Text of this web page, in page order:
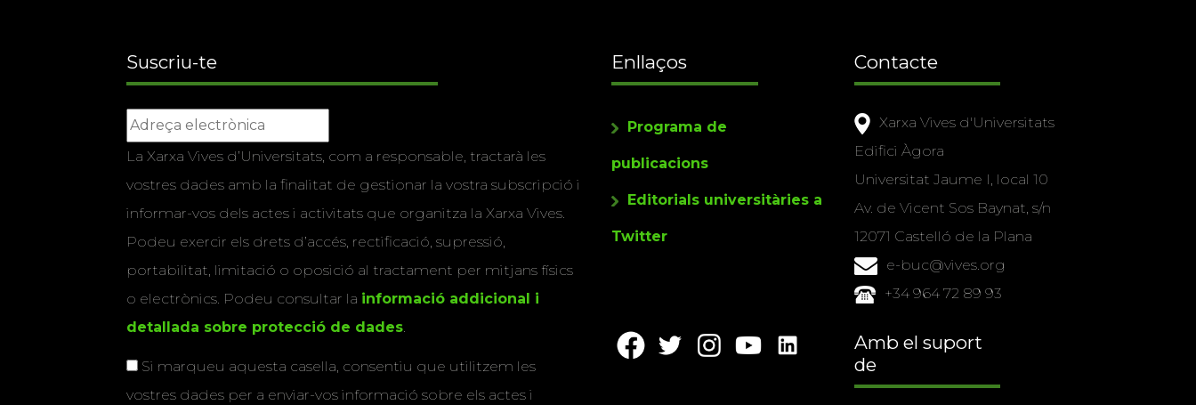
Suscriu-te
La Xarxa Vives d’Universitats, com a responsable, tractarà les
vostres dades amb la finalitat de gestionar la vostra subscripció i
informar-vos dels actes i activitats que organitza la Xarxa Vives.
Podeu exercir els drets d’accés, rectificació, supressió,
portabilitat, limitació o oposició al tractament per mitjans físics
o electrònics. Podeu consultar la informació addicional i
detallada sobre protecció de dades.
Si marqueu aquesta casella, consentiu que utilitzem les
vostres dades per a enviar-vos informació sobre els actes i
Enllaços
Programa de
publicacions
Editorials universitàries a
Twitter
Contacte
Xarxa Vives d'Universitats
Edifici Àgora
Universitat Jaume I, local 10
Av. de Vicent Sos Baynat, s/n
12071 Castelló de la Plana
e-buc@vives.org
+34 964 72 89 93
Amb el suport
de